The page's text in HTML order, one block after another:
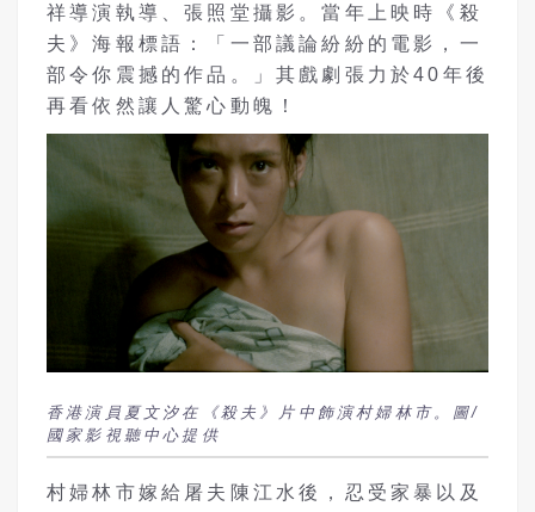
祥導演執導、張照堂攝影。當年上映時《殺
夫》海報標語：「一部議論紛紛的電影，一
部令你震撼的作品。」其戲劇張力於40年後
再看依然讓人驚心動魄！
香港演員夏文汐在《殺夫》片中飾演村婦林市。圖/
國家影視聽中心提供
村婦林市嫁給屠夫陳江水後，忍受家暴以及